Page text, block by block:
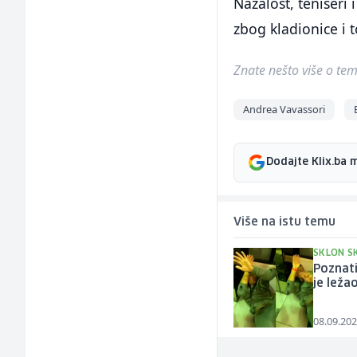
zbog kladionice i
Znate nešto više o
Andrea Vavassori
Dodajte Klix.ba
Više na istu temu
SKLON
je